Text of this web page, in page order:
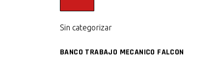
Sin categorizar
BANCO TRABAJO MECANICO FALCON